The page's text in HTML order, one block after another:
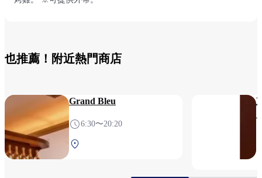
也推薦！附近熱門商店
Grand Bleu
6:30〜20:20